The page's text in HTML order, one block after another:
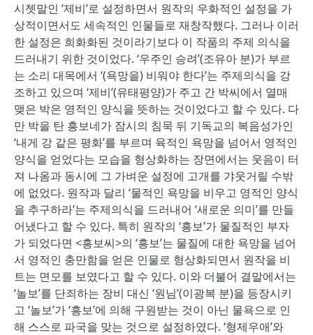
시쳇말인 ‘제비’로 설정하면서 원작의 우화적인 설정을 가
상적이면서도 세속적인 인물들로 재창작했다. 그러나 이러
한 설정은 희화화된 것이라기보다 이 작품의 주제 의식을
드러내기 위한 것이었다. ‘우주인 승려’(조유아 분)가 부르
는 소리 대목에서 ‘(욕망을) 비워야 한다’는 주제의식을 강
조하고 있으며 ‘제비’(유태평양)가 주고 간 박씨에서 열매
맺은 박은 영적인 양식을 뜻하는 것이었다고 할 수 있다. 다
만 박을 탄 흥보네가 잠시의 침묵 뒤 기독교의 복음성가인
‘내게 강 같은 평화’를 부르며 육적인 욕망을 넘어서 영적인
양식을 얻었다는 모습을 형상화하는 장면에서는 웃음이 터
져 나옴과 동시에 그 가벼운 설정에 고개를 갸웃거릴 수밖
에 없었다. 원작과 달리 ‘물적인 욕망을 비우고 영적인 양식
을 추구하라’는 주제의식을 드러내어 ‘새로운 의미’를 만들
어냈다고 할 수 있다. 특히 원작의 ‘흥보’가 물질적인 부자
가 되었다면 <흥보씨>의 ‘흥보’는 물질에 대한 욕망을 넘어
서 영적인 충만함을 얻은 인물로 형상화되면서 원작을 비
트는 면모를 보였다고 할 수 있다. 이와 더불어 결말에서는
‘놀보’를 단죄하는 장비 대신 ‘원님’(이광복 분)을 등장시키
고 ‘놀보’가 ‘흥보’에 의해 구원받는 것이 아닌 물욕으로 인
해 스스로 파국을 맞는 것으로 설정하였다. ‘형제우애’와